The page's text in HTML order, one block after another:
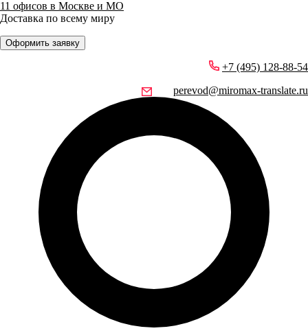
11 офисов в Москве и МО
Доставка по всему миру
Оформить заявку
+7 (495) 128-88-54
perevod@miromax-translate.ru